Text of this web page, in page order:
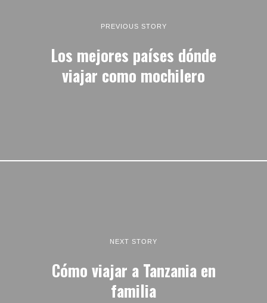
PREVIOUS STORY
Los mejores países dónde
viajar como mochilero
NEXT STORY
Cómo viajar a Tanzania en
familia